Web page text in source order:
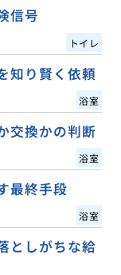
信号
トイレ
知り賢く依頼
浴室
交換かの判断
浴室
最終手段
浴室
としがちな給